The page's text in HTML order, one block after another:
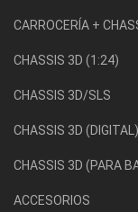
CARROCERÍA +
CHASSIS 3D (1:24)
CHASSIS 3D/SLS
CHASSIS 3D (DIGITAL)
CHASSIS 3D (PARA
ACCESORIOS